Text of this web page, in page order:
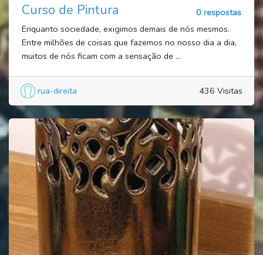
Curso de Pintura
0 respostas
Enquanto sociedade, exigimos demais de nós mesmos.
Entre milhões de coisas que fazemos no nosso dia a dia,
muitos de nós ficam com a sensação de ...
rua-direita 436 Visitas